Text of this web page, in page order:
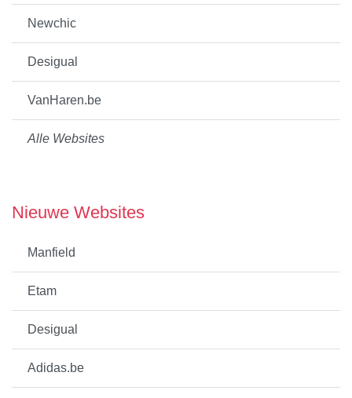
Newchic
Desigual
VanHaren.be
Alle Websites
Nieuwe Websites
Manfield
Etam
Desigual
Adidas.be